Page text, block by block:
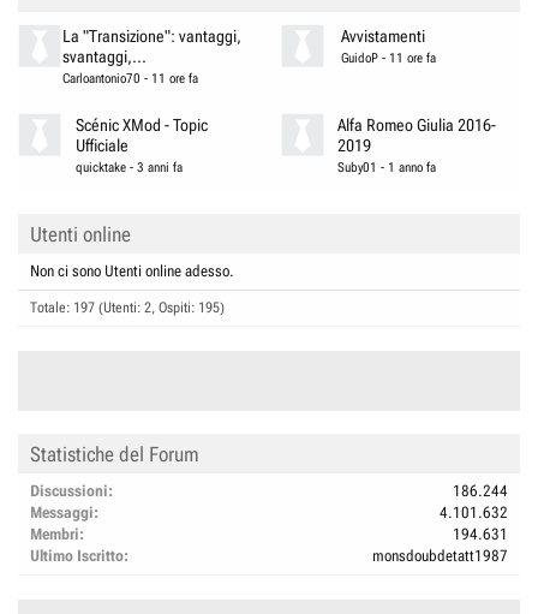
La "Transizione": vantaggi,
svantaggi,...
Carloantonio70 - 11 ore fa
Avvistamenti
GuidoP - 11 ore fa
Scénic XMod - Topic
Ufficiale
quicktake -3 anni fa
Alfa Romeo Giulia 2016-
2019
Suby01 - 1 anno fa
Utenti online
Non ci sono Utenti online adesso.
Totale: 197 (Utenti: 2, Ospiti: 195)
Statistiche del Forum
Discussioni
186.244
Messaggi
4.101.632
Membri
194.631
Ultimo Iscritto
monsdoubdetatt1987